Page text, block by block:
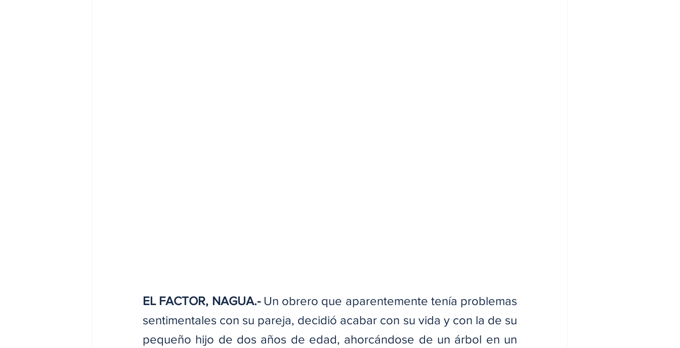
EL FACTOR, NAGUA.- Un obrero que aparentemente tenía problemas
sentimentales con su pareja, decidió acabar con su vida y con la de su
pequeño hijo de dos años de edad, ahorcándose de un árbol en un